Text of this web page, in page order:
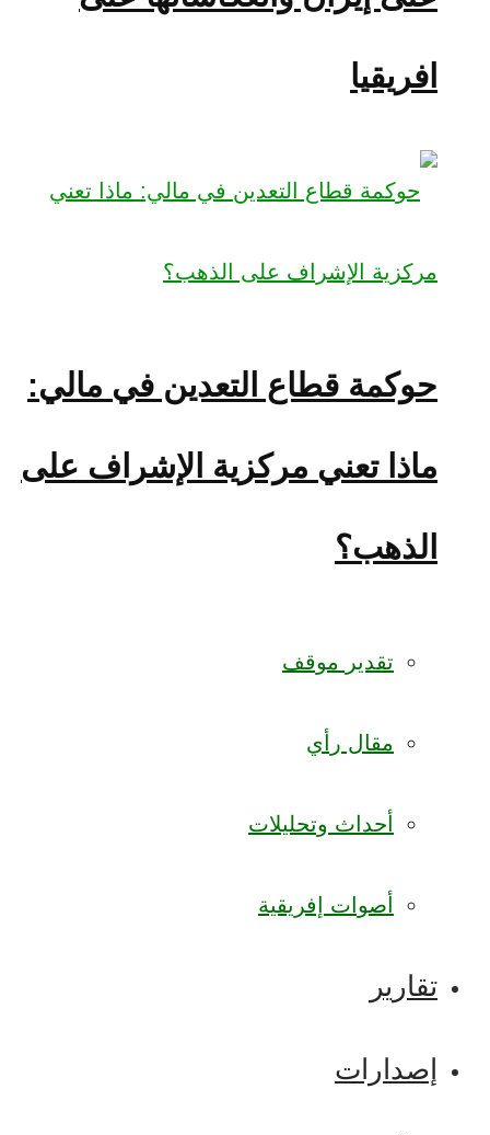
افريقيا
حوكمة قطاع التعدين في مالي:
ماذا تعني مركزية الإشراف على
الذهب؟
تقدير موقف
مقال رأي
أحداث وتحليلات
أصوات إفريقية
تقارير
إصدارات